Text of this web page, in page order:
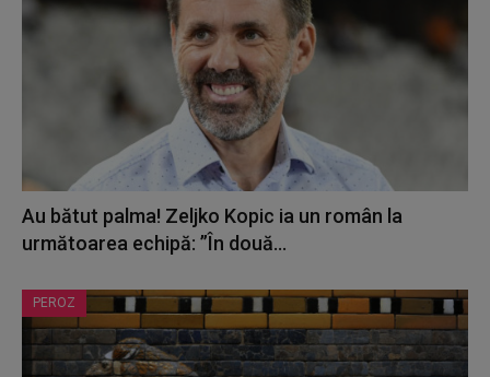
Au bătut palma! Zeljko Kopic ia un român la
următoarea echipă: ”În două...
PEROZ